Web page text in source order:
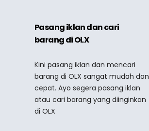
Pasang iklan dan cari
barang di OLX
Kini pasang iklan dan mencari
barang di OLX sangat mudah dan
cepat. Ayo segera pasang iklan
atau cari barang yang diinginkan
di OLX